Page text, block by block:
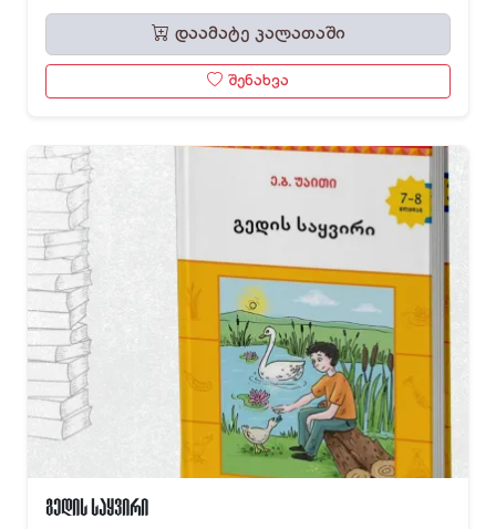
დაამატე კალათაში
შენახვა
გედის საყვირი